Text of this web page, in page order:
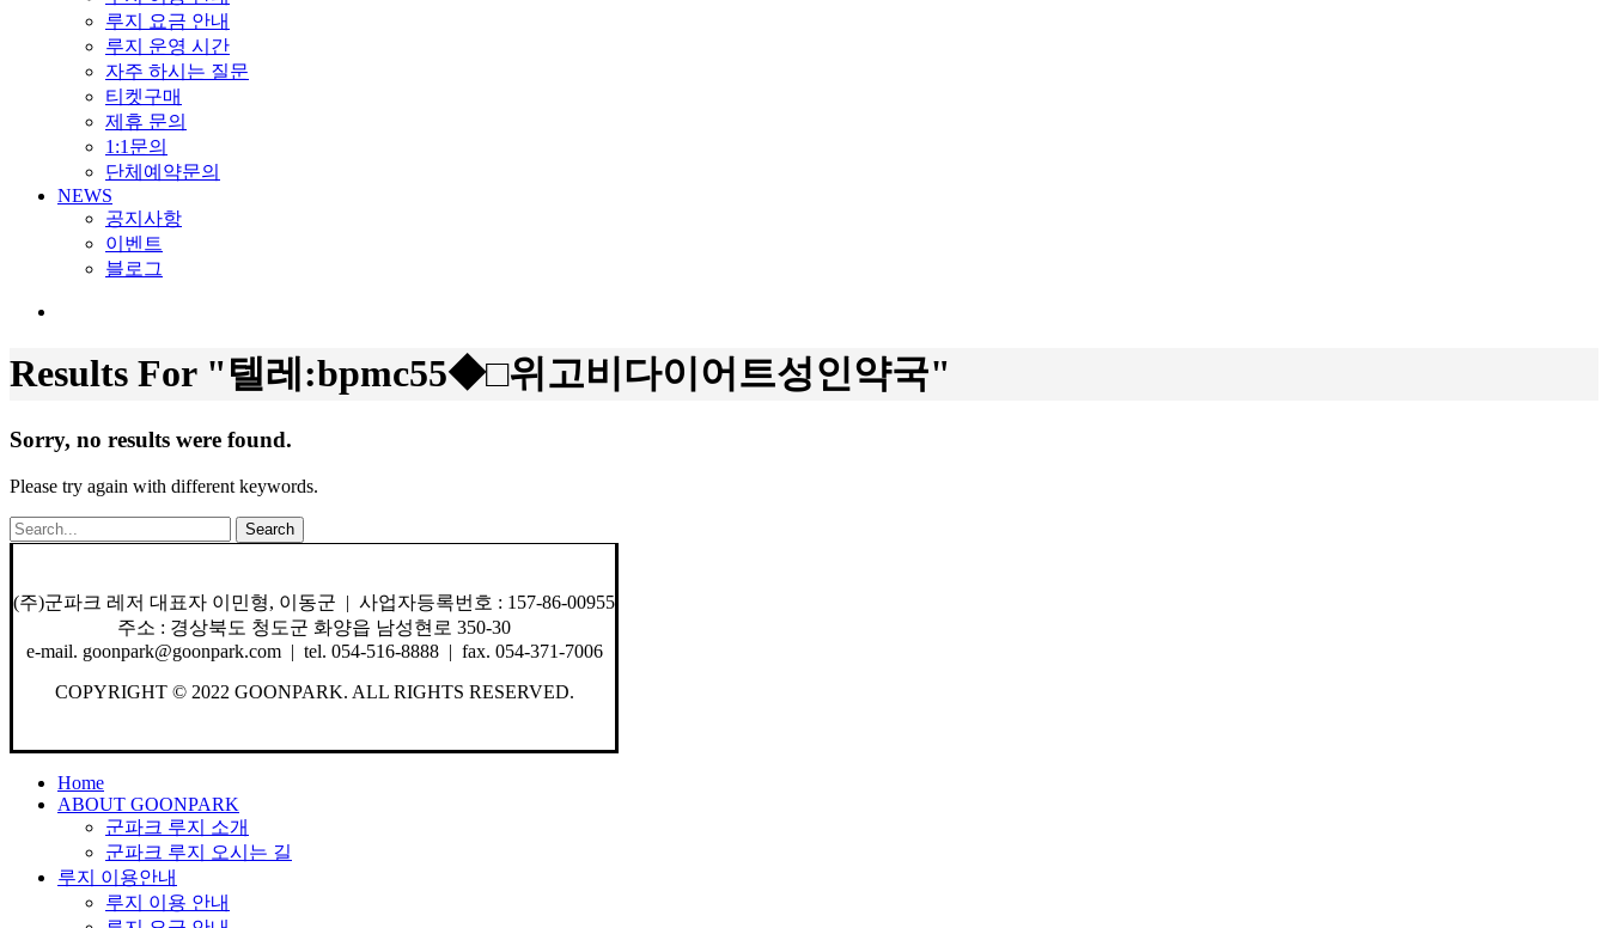
루지 요금 안내
루지 운영 시간
자주 하시는 질문
티켓구매
제휴 문의
1:1문의
단체예약문의
NEWS
공지사항
이벤트
블로그
Results For "텔레:bpmc55◆□위고비다이어트성인약국"
Sorry, no results were found.
Please try again with different keywords.
Search
(주)군파크 레저 대표자 이민형, 이동군 | 사업자등록번호 : 157-86-00955
주소 : 경상북도 청도군 화양읍 남성현로 350-30
e-mail. goonpark@goonpark.com | tel. 054-516-8888 | fax. 054-371-7006
COPYRIGHT © 2022 GOONPARK. ALL RIGHTS RESERVED.
Close
Menu
Home
ABOUT GOONPARK
군파크 루지 소개
군파크 루지 오시는 길
루지 이용안내
루지 이용 안내